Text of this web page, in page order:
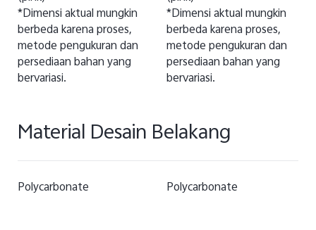
*Dimensi aktual mungkin
berbeda karena proses,
metode pengukuran dan
persediaan bahan yang
bervariasi.
*Dimensi aktual mungkin
berbeda karena proses,
metode pengukuran dan
persediaan bahan yang
bervariasi.
Material Desain Belakang
Polycarbonate Polycarbonate